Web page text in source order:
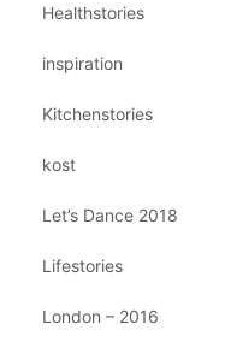
Healthstories
inspiration
Kitchenstories
kost
Let’s Dance 2018
Lifestories
London – 2016